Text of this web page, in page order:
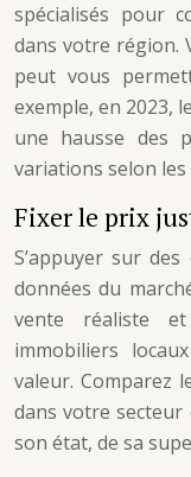
spécialisés pour
dans votre région.
peut vous
exemple, en 2023,
une hausse des
variations selon
Fixer le prix
S’appuyer sur
données du
vente réaliste
immobiliers
valeur. Comparez
dans votre
son état, de sa